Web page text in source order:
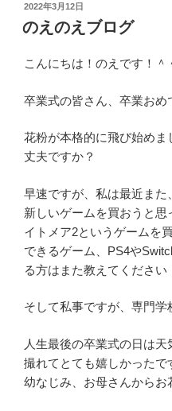
投
稿
日:
2022年3月12日
のえのえブログ
こんにちは！のえです！＾
卒業式の皆さん、卒業おめ
花粉が本格的に飛び始め
丈夫ですか？
早速ですが、私は最近ま
新しいゲームを買おうと
イトメア2というゲームを
できるゲーム、PS4や
る方はまた教えてください
そして私事ですが、専門学
人生最後の卒業式の日は
撮れてとても嬉しかった
幼なじみ、お母さんからお